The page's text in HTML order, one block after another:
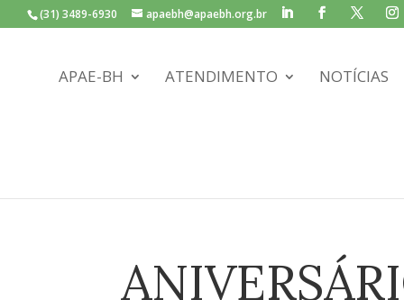
(31) 3489-6930 apaebh@apaebh.org.br
APAE-BH ATENDIMENTO NOTÍCIAS